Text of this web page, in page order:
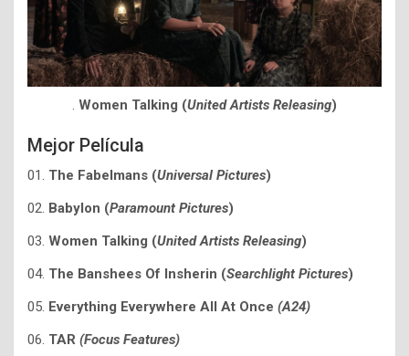
Women Talking (United Artists Releasing)
Mejor Película
01. The Fabelmans (Universal Pictures)
02. Babylon (Paramount Pictures)
03. Women Talking (United Artists Releasing)
04. The Banshees Of Insherin (Searchlight Pictures)
05. Everything Everywhere All At Once (A24)
06. TAR (Focus Features)